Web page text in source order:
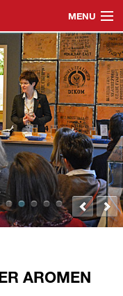
MENU
AROMEN